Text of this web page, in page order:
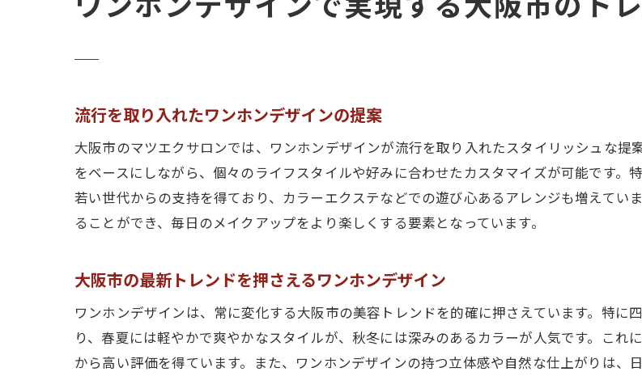
個性を活かしたワンホンデザインのすすめ
自分だけのスタイルを楽しむワンホンデザ
大阪市のワンホンデザインで叶える自己
流行を取り入れたワンホンデザインの提案
大阪市のマツエクサロンでは、ワンホンデザインが流行を取り入れたスタイリッシュな
をベースにしながら、個々のライフスタイルや好みに合わせたカスタマイズが可能です
若い世代からの支持を得ており、カラーエクステなどでの遊び心あるアレンジも増えてい
ることができ、毎日のメイクアップをより楽しくする要素となっています。
大阪市の最新トレンドを押さえるワンホンデザイン
ワンホンデザインは、常に変化する大阪市の美容トレンドを的確に押さえています。特
り、春夏には軽やかで爽やかなスタイルが、秋冬には深みのあるカラーが人気です。これ
から高い評価を得ています。また、ワンホンデザインの持つ立体感や自然な仕上がりは